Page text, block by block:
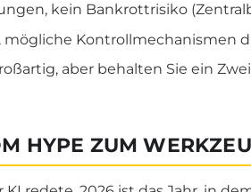
kein Bankrottrisiko
Kontrollmechanismen
aber behalten Sie ein
HYPE ZUM